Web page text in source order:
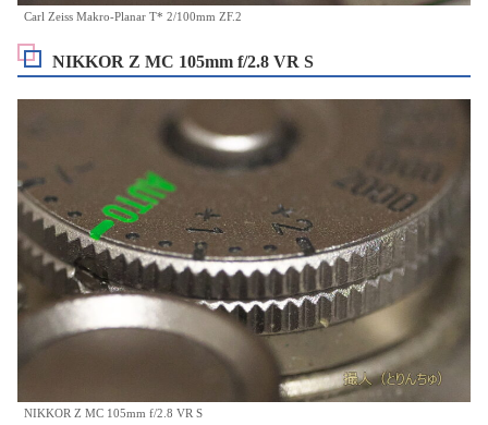
Carl Zeiss Makro-Planar T* 2/100mm ZF.2
NIKKOR Z MC 105mm f/2.8 VR S
NIKKOR Z MC 105mm f/2.8 VR S